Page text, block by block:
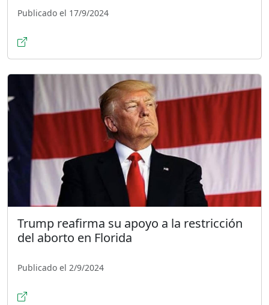
Publicado el 17/9/2024
Trump reafirma su apoyo a la restricción
del aborto en Florida
Publicado el 2/9/2024